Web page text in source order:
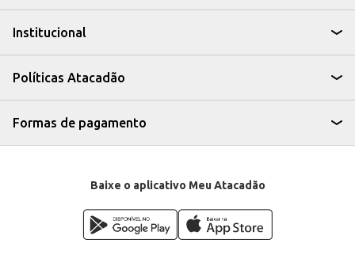
Institucional
Políticas Atacadão
Formas de pagamento
Baixe o aplicativo Meu Atacadão